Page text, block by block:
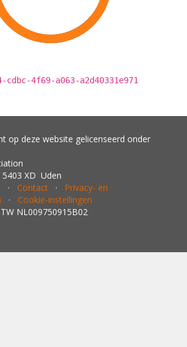
cdbc-4f69-a063-a2d40331e971
op deze website gelicenseerd onder
XD Uden
· Contact · Privacy- en
· Cookie-instellingen
NL009750915B02